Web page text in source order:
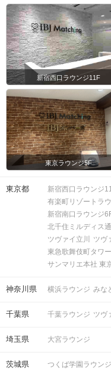
新宿西口ラウンジ11F
東京ラウンジ5F
東京都 新宿西口ラウンジ
有楽町リゾートラ
新宿南口ラウンジ
北千住ミルディス
ツヴァイ立川
ツヴ
東急歌舞伎町タワ
サンマリエ本社 東
神奈川県 横浜ラウンジ みな
千葉県 千葉ラウンジ ツヴ
埼玉県 大宮ラウンジ
茨城県 つくば学園ラウンジ